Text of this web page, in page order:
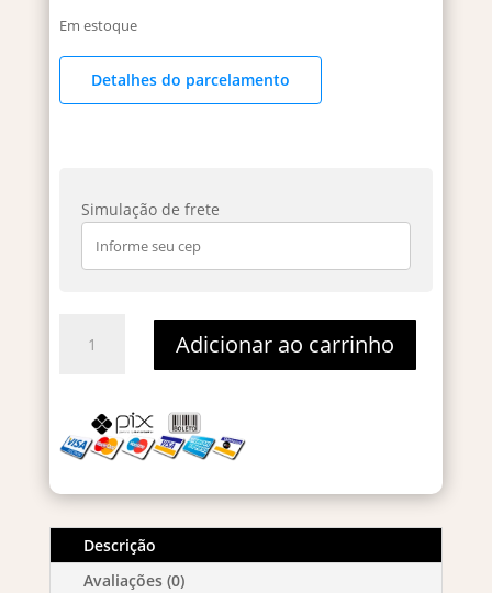
Em estoque
Detalhes do parcelamento
Simulação de frete
Paradoxe
Parfum
-
2ml
quantidade
Adicionar ao carrinho
Descrição
Avaliações (0)